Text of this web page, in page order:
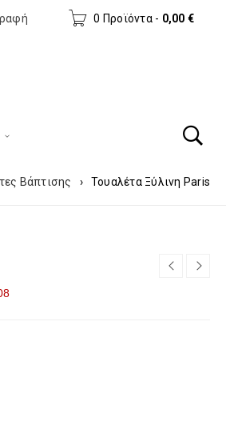
0 Προϊόντα - 0,00 €
Βάπτισης › Τουαλέτα Ξύλινη Paris